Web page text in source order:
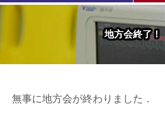
地方会終了！
無事に地方会が終わりました．